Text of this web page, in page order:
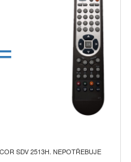
SDV 2513H. NEPOTŘEBUJE